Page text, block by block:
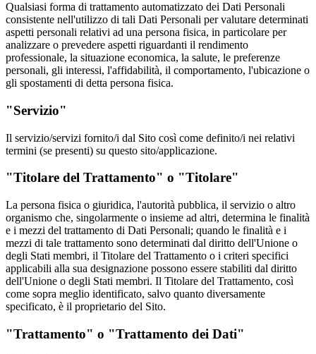
Qualsiasi forma di trattamento automatizzato dei Dati Personali
consistente nell'utilizzo di tali Dati Personali per valutare determinati
aspetti personali relativi ad una persona fisica, in particolare per
analizzare o prevedere aspetti riguardanti il rendimento
professionale, la situazione economica, la salute, le preferenze
personali, gli interessi, l'affidabilità, il comportamento, l'ubicazione o
gli spostamenti di detta persona fisica.
"Servizio"
Il servizio/servizi fornito/i dal Sito così come definito/i nei relativi
termini (se presenti) su questo sito/applicazione.
"Titolare del Trattamento" o "Titolare"
La persona fisica o giuridica, l'autorità pubblica, il servizio o altro
organismo che, singolarmente o insieme ad altri, determina le finalità
e i mezzi del trattamento di Dati Personali; quando le finalità e i
mezzi di tale trattamento sono determinati dal diritto dell'Unione o
degli Stati membri, il Titolare del Trattamento o i criteri specifici
applicabili alla sua designazione possono essere stabiliti dal diritto
dell'Unione o degli Stati membri. Il Titolare del Trattamento, così
come sopra meglio identificato, salvo quanto diversamente
specificato, è il proprietario del Sito.
"Trattamento" o "Trattamento dei Dati"